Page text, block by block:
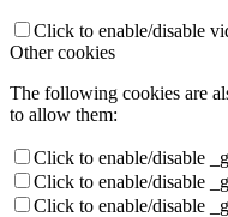
Click to enable/disable
Other cookies
The following cookies are
to allow them:
Click to enable/disable
Click to enable/disable
Click to enable/disable